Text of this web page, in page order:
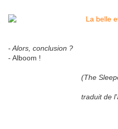
- Alors, conclusion ?
- Alboom !
(The
traduit de